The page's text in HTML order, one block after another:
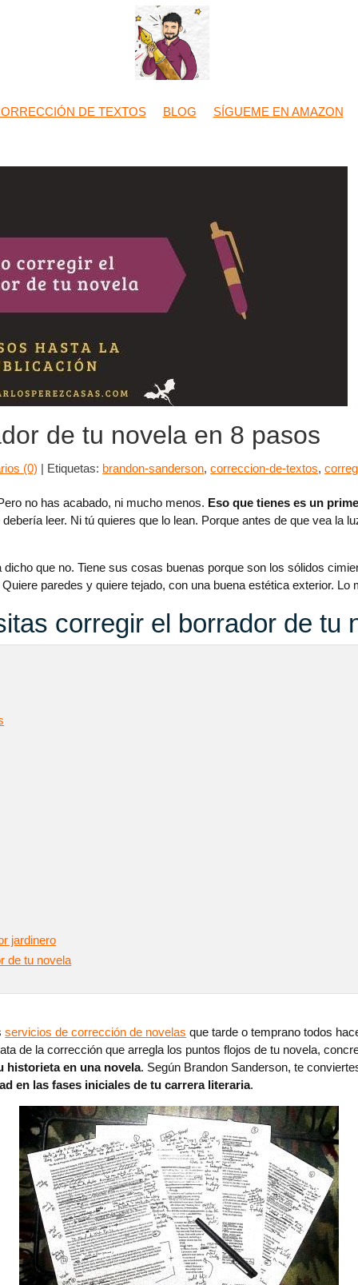
DE TEXTOS BLOG SÍGUEME EN AMAZON
de tu novela en 8 pasos
(0) | Etiquetas: brandon-sanderson,correccion-de-textos,
no has acabado, ni mucho menos. Eso que tienes es un
leer. Ni tú quieres que lo lean. Porque antes de que vea la
que no. Tiene sus cosas buenas porque son los sólidos
paredes y quiere tejado, con una buena estética exterior.
corregir el borrador de tu
jardinero
de tu novela
servicios de corrección de novelas que tarde o temprano todos
de la corrección que arregla los puntos flojos de tu novela,
historieta en una novela. Según Brandon Sanderson, te
en las fases iniciales de tu carrera literaria.